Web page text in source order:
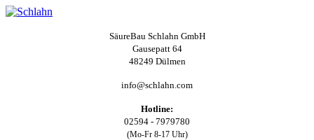
SäureBau Schlahn GmbH
Gausepatt 64
48249 Dülmen
info@schlahn.com
Hotline:
02594 - 7979780
(Mo-Fr 8-17 Uhr)